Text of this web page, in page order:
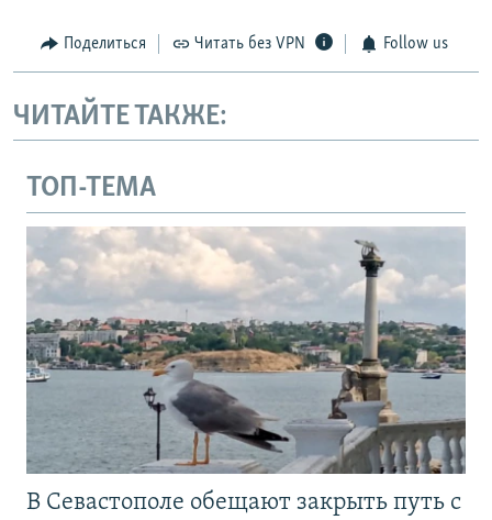
Поделиться Читать без VPN Follow us
ЧИТАЙТЕ ТАКЖЕ:
ТОП-ТЕМА
В Севастополе обещают закрыть путь с